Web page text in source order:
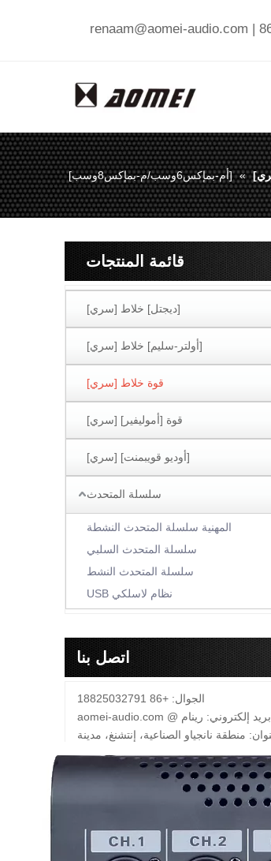
renaam@aomei-audio.com
» [أم-بمإكس6وسب/م-بمإكس8وسب]
قائمة المنتجات
[ديجتل] خلاط [سري]
[أولتر-سليم] خلاط [سري]
قوة خلاط [سري]
قوة [أموليفير] [سري]
[أوديو قويبمنت] [سري]
سلسلة المتحدث
المهنية سلسلة المتحدث النشطة
سلسلة المتحدث السلبي
سلسلة المتحدث النشط
نظام لاسلكي USB
اتصل بنا
الجوال: +86 18825032791
بريد إلكتروني: رينام @ aomei-audio.com
منطقة نانجياو الصناعية، إنتشنغ، مدينة
إنبينغ (رقم 3، شارع نانجياو، مجتمع خنان،
شارع إنتشنغ)